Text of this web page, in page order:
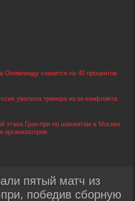
Олимпиаду снизится на 40 процентов
уволила тренера из-за конфликта
этапа Гран-при по шахматам в Москве
организаторов
пятый матч из
победив сборную